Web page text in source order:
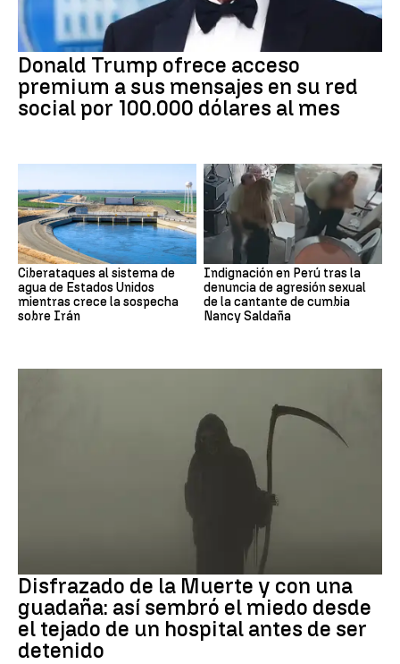
Donald Trump ofrece acceso
premium a sus mensajes en su red
social por 100.000 dólares al mes
Ciberataques al sistema de
agua de Estados Unidos
mientras crece la sospecha
sobre Irán
Indignación en Perú tras la
denuncia de agresión sexual
de la cantante de cumbia
Nancy Saldaña
Disfrazado de la Muerte y con una
guadaña: así sembró el miedo desde
el tejado de un hospital antes de ser
detenido